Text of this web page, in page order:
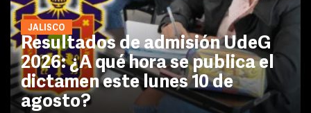
JALISCO
Resultados de admisión UdeG
2026: ¿A qué hora se publica el
dictamen este lunes 10 de
agosto?